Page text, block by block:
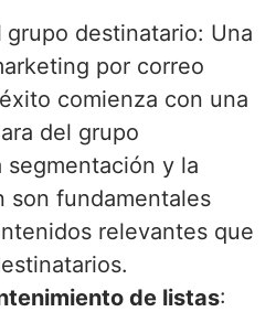
grupo destinatario: Una
por correo
comienza con una
del grupo
segmentación y la
son fundamentales
relevantes que
de listas: